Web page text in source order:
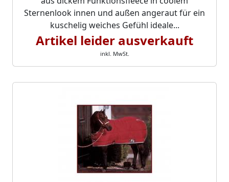
Sternenlook innen und außen angeraut für ein
kuschelig weiches Gefühl ideale...
Artikel leider ausverkauft
inkl. MwSt.